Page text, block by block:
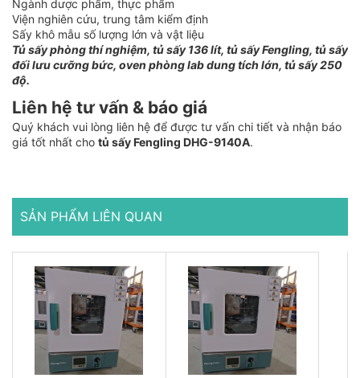
Ngành dược phẩm, thực phẩm
Viện nghiên cứu, trung tâm kiểm định
Sấy khô mẫu số lượng lớn và vật liệu
Tủ sấy phòng thí nghiệm, tủ sấy 136 lít, tủ sấy Fengling, tủ sấy
đối lưu cưỡng bức, oven phòng lab dung tích lớn, tủ sấy 250
độ.
Liên hệ tư vấn & báo giá
Quý khách vui lòng liên hệ để được tư vấn chi tiết và nhận báo
giá tốt nhất cho tủ sấy Fengling DHG-9140A.
SẢN PHẨM LIÊN QUAN